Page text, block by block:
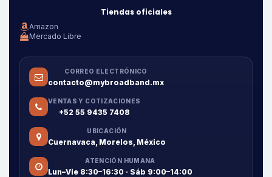
Tiendas oficiales
Amazon
Mercado Libre
CORREO ELECTRÓNICO
contacto@mybroadband.mx
VENTAS Y COTIZACIONES
+52 55 9435 7408
UBICACIÓN
Cuernavaca, Morelos, México
ATENCIÓN HUMANA
Lun–Vie 8:30–16:30 · Sáb 9:00–14:00